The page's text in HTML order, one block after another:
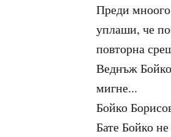
Преди
уплаши, че
повторна
Веднъж
мигне...
Бойко
Бате Бойко